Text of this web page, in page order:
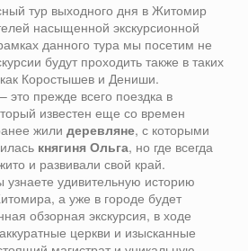
тур выходного дня в Житомир
насыщенной экскурсионной
данного тура мы посетим не
будут проходить также в таких
Коростышев и Дениши.
прежде всего поездка в
известен еще со времен
жилидеревляне, с которыми
княгиня Ольга, но где всегда
и развивали свой край.
узнаете удивительную историю
а уже в городе будет
обзорная экскурсия, в ходе
церкви и изысканные